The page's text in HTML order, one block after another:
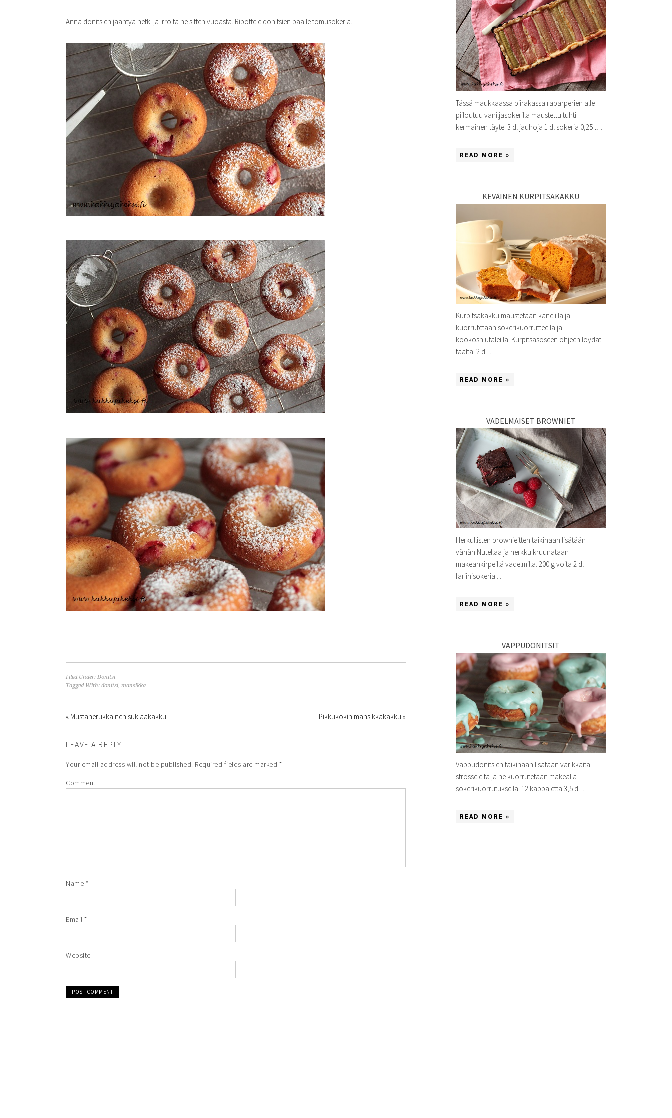
Anna donitsien jäähtyä hetki ja irroita ne sitten vuoasta. Ripottele donitsien päälle tomusokeria.
Filed Under: Donitsi
Tagged With: donitsi, mansikka
« Mustaherukkainen suklaakakku Pikkukokin mansikkakakku »
LEAVE A REPLY
Your email address will not be published. Required fields are marked *
Comment
Name *
Email *
Website
Tässä maukkaassa piirakassa raparperien alle
piiloutuu vaniljasokerilla maustettu tuhti
kermainen täyte. 3 dl jauhoja 1 dl sokeria 0,25 tl ...
READ MORE »
KEVÄINEN KURPITSAKAKKU
Kurpitsakakku maustetaan kanelilla ja
kuorrutetaan sokerikuorrutteella ja
kookoshiutaleilla. Kurpitsasoseen ohjeen löydät
täältä. 2 dl ...
READ MORE »
VADELMAISET BROWNIET
Herkullisten brownieitten taikinaan lisätään
vähän Nutellaa ja herkku kruunataan
makeankirpeillä vadelmilla. 200 g voita 2 dl
fariinisokeria ...
READ MORE »
VAPPUDONITSIT
Vappudonitsien taikinaan lisätään värikkäitä
strösseleitä ja ne kuorrutetaan makealla
sokerikuorrutuksella. 12 kappaletta 3,5 dl ...
READ MORE »